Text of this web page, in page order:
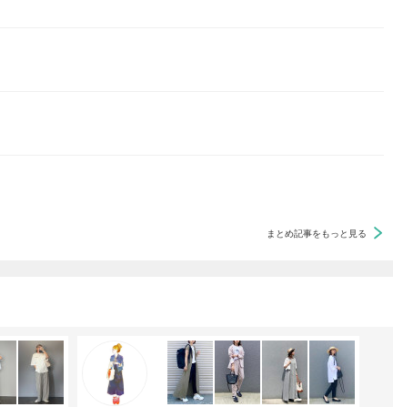
まとめ記事をもっと見る